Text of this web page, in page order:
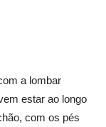
a lombar
estar ao longo
com os pés